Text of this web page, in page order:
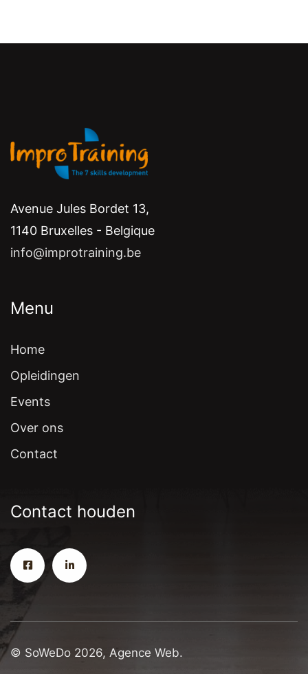
Avenue Jules Bordet 13,
1140 Bruxelles - Belgique
info@improtraining.be
Menu
Home
Opleidingen
Events
Over ons
Contact
Contact houden
© SoWeDo 2026, Agence Web.